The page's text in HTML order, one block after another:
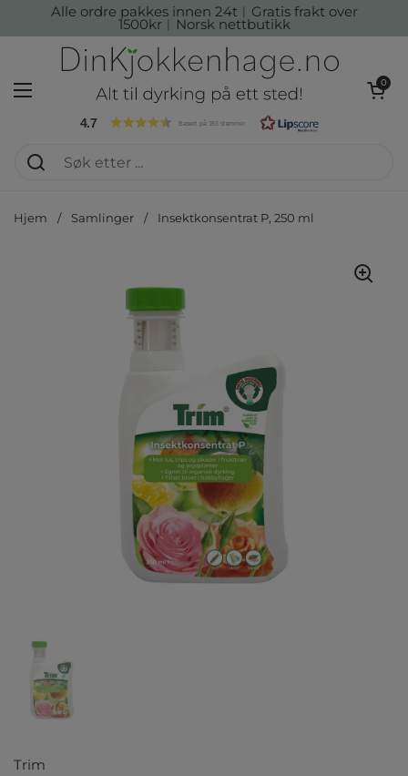
Hopp over til innhold
Alle ordre pakkes innen 24t︱Gratis frakt over
1500kr︱Norsk nettbutikk
4.7 Basert på 193 stemmer
Åpne menyen
Åpen
0
Hjem / Samlinger / Insektkonsentrat P, 250 ml
Trim